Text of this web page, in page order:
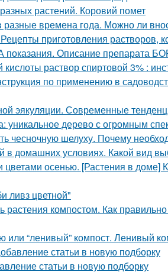
растений. Коровий помет
времена года. Можно ли
приготовления растворов,
Описание препарата
раствор спиртовой 3% :
по применению в
эякуляции. Современные
дерево с огромным
чесночную шелуху. Почему
в домашних условиях. Какой вид
цветами осенью. [Растения в доме]
ливз цветной"
растения компостом. Как
“ленивый” компост. Ленивый
статьи в новую подборку
статьи в новую подборку